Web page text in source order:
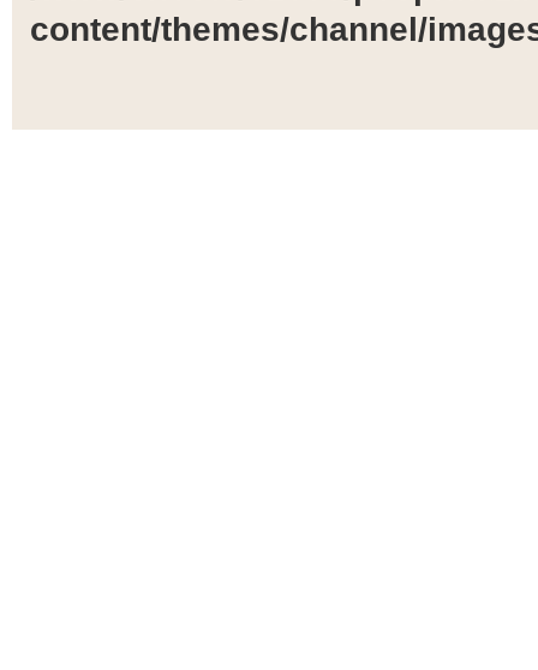
content/themes/channel/